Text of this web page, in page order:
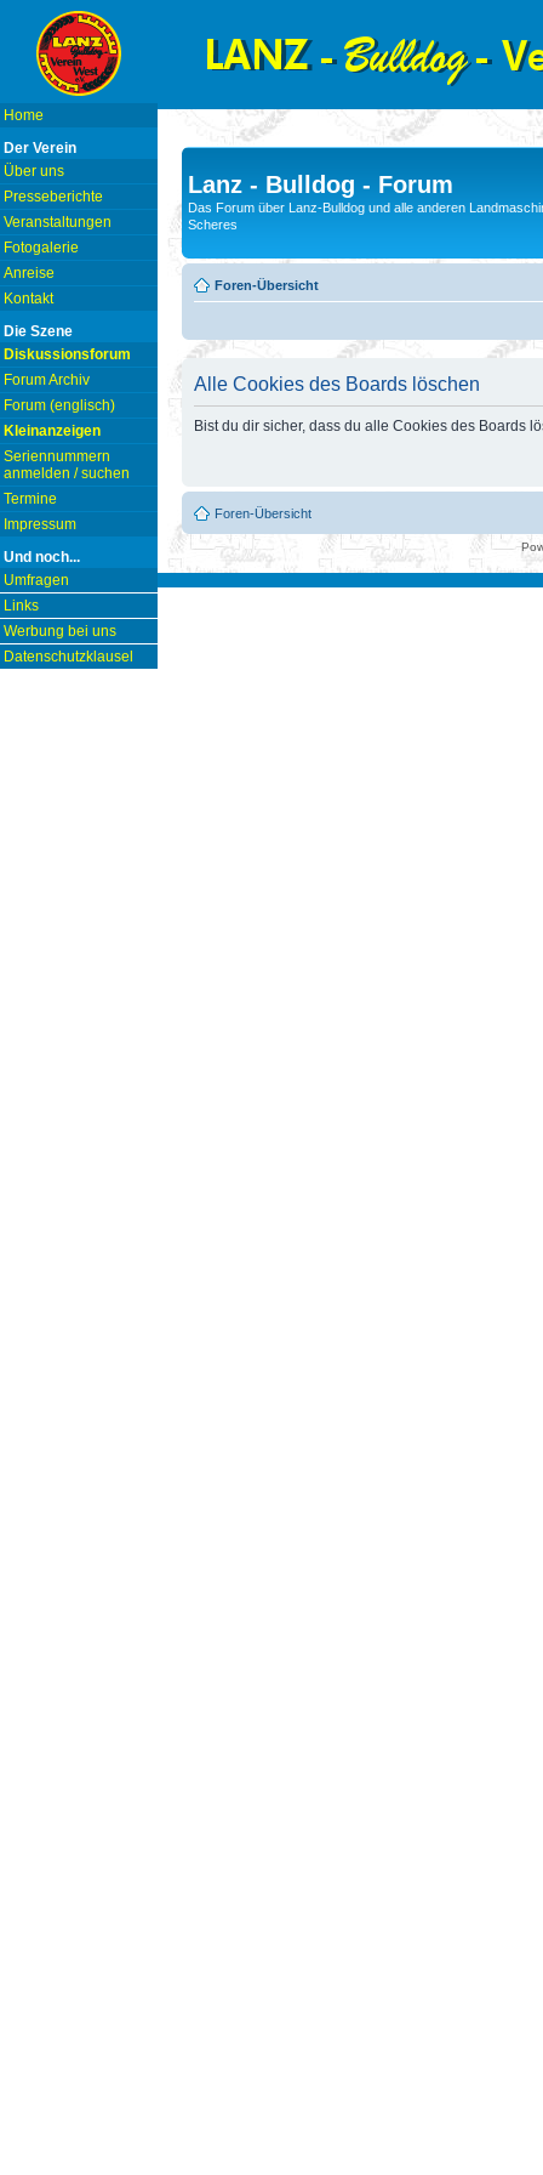
Home
Der Verein
Über uns
Presseberichte
Veranstaltungen
Fotogalerie
Anreise
Kontakt
Die Szene
Diskussionsforum
Forum Archiv
Forum (englisch)
Kleinanzeigen
Seriennummern
anmelden / suchen
Termine
Impressum
Und noch...
Umfragen
Links
Werbung bei uns
Datenschutzklausel
Lanz - Bulldog - Forum
Das Forum über Lanz-Bulldog und alle anderen
Scheres
Foren-Übersicht
Alle Cookies des Boards löschen
Bist du dir sicher, dass du alle Cookies des Boards
Foren-Übersicht